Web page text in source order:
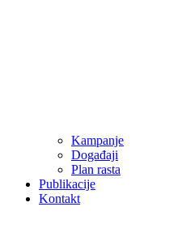
Kampanje
Događaji
Plan rasta
Publikacije
Kontakt